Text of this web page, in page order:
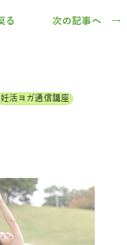
る 次の記事へ →
妊活ヨガ通信講座